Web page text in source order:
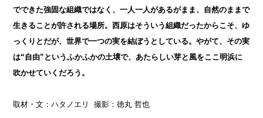
でできた強固な組織ではなく、一人一人があるがまま、自然のままで
生きることが許される場所。西原はそういう組織だったからこそ、ゆ
っくりとだが、世界で一つの実を結ぼうとしている。やがて、その実
は“自由”というふかふかの土壌で、あたらしい芽と風をここ明浜に
吹かせていくだろう。
取材・文：ハタノエリ 撮影：徳丸 哲也